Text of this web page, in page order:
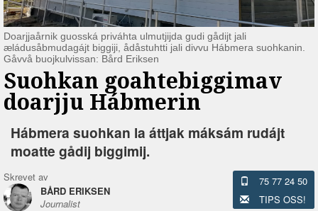
Doarjjaårnik guosská priváhta ulmutjijda gudi gådijt jali
æládusåbmudagájt biggiji, ådåstuhtti jali divvu Hábmera suohkanin.
Gåvvå buojkulvissan: Bård Eriksen
Suohkan goahtebiggimav
doarjju Hábmerin
Hábmera suohkan la áttjak máksám rudájt
moatte gådij biggimij.
Skrevet av
BÅRD ERIKSEN
Journalist
75 77 24 50
TIPS OSS!